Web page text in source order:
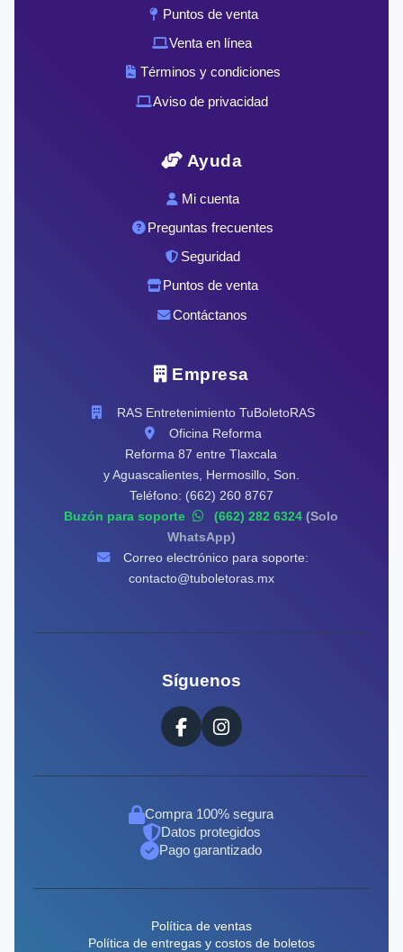
Puntos de venta
Venta en línea
Términos y condiciones
Aviso de privacidad
Ayuda
Mi cuenta
Preguntas frecuentes
Seguridad
Puntos de venta
Contáctanos
Empresa
RAS Entretenimiento TuBoletoRAS
Oficina Reforma
Reforma 87 entre Tlaxcala
y Aguascalientes, Hermosillo, Son.
Teléfono: (662) 260 8767
Buzón para soporte
(662) 282 6324(Solo
WhatsApp)
Correo electrónico para soporte:
contacto@tuboletoras.mx
Síguenos
Compra 100% segura
Datos protegidos
Pago garantizado
Política de ventas
Política de entregas y costos de boletos